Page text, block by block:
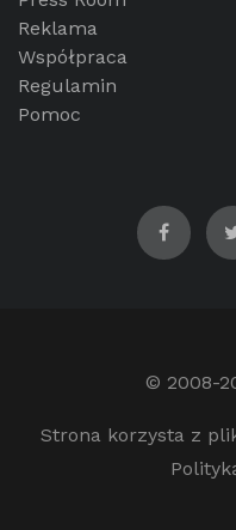
Reklama
Współpraca
Regulamin
Pomoc
© 2008-
Strona korzysta z